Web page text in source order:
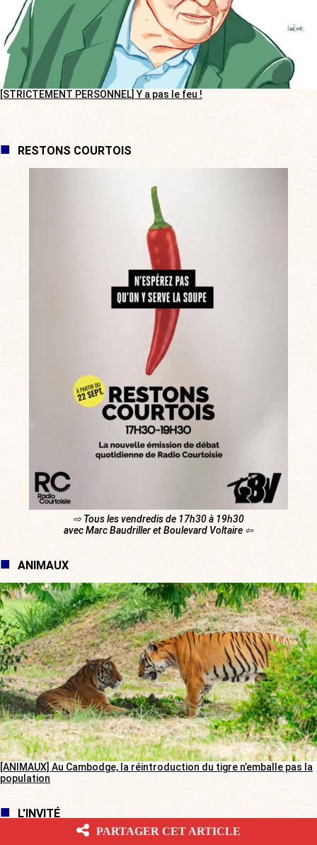
[STRICTEMENT PERSONNEL] Y a pas le feu !
RESTONS COURTOIS
⇨ Tous les vendredis de 17h30 à 19h30
avec Marc Baudriller et Boulevard Voltaire ⇦
ANIMAUX
[ANIMAUX] Au Cambodge, la réintroduction du tigre n’emballe pas la
population
L'INVITÉ
PARTAGER CET ARTICLE